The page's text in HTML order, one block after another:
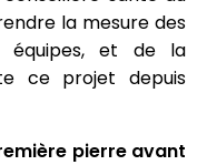
la mesure des
équipes, et de la
ce projet depuis
pierre avant